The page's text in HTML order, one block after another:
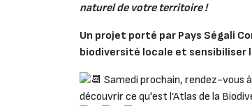
naturel de votre territoire !
Un projet porté par Pays Ségali
biodiversité locale et sensibiliser
Samedi prochain, rendez-vous
découvrir ce qu'est l’Atlas de la